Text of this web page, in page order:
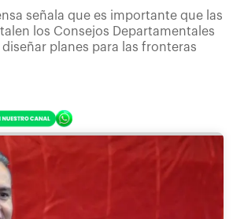
señala que es importante que las
los Consejos Departamentales
planes para las fronteras